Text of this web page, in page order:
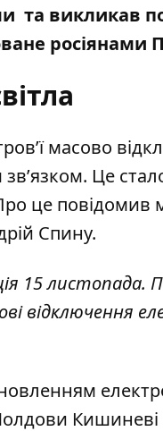
та викликав
росіянами
масово
Це
це повідомив
Спину.
15 листопада.
відключення
Кишиневі